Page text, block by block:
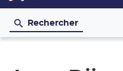
Rechercher